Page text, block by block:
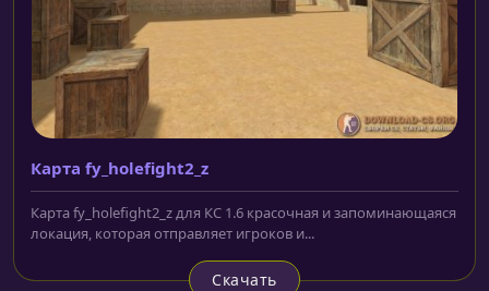
Карта fy_holefight2_z
Карта fy_holefight2_z для КС 1.6 красочная и запоминающаяся
локация, которая отправляет игроков и...
Скачать